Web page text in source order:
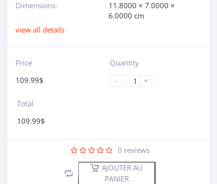
Dimensions:
11.8000 × 7.0000 ×
6.0000 cm
view all details
Price
109.99$
Quantity
-
+
Total
109.99$
0 reviews
AJOUTER AU
PANIER